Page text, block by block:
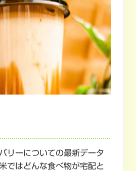
リーについての最新データ
ではどんな食べ物が宅配と